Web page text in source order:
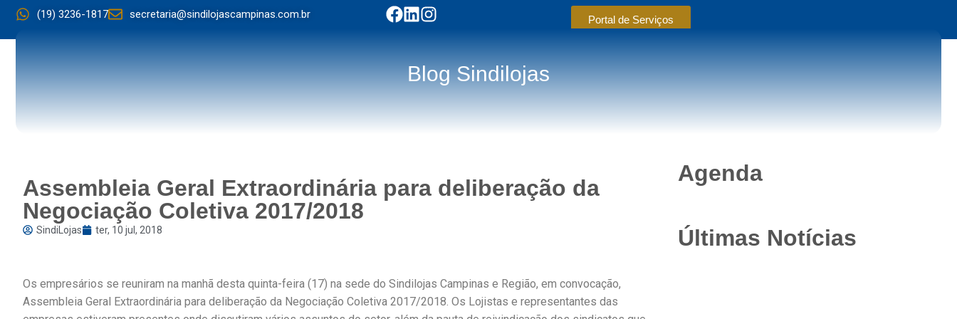
(19) 3236-1817 secretaria@sindilojascampinas.com.br Portal de Serviços
Blog Sindilojas
Assembleia Geral Extraordinária para deliberação da
Negociação Coletiva 2017/2018
SindiLojas ter, 10 jul, 2018
Os empresários se reuniram na manhã desta quinta-feira (17) na sede do Sindilojas Campinas e Região, em convocação,
Assembleia Geral Extraordinária para deliberação da Negociação Coletiva 2017/2018. Os Lojistas e representantes das
Agenda
Últimas Notícias